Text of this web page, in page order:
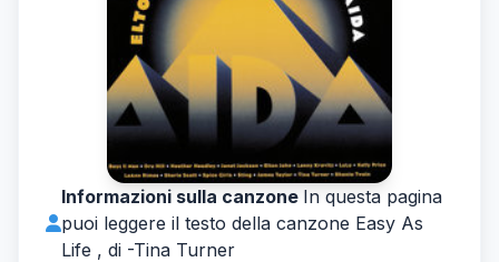
Informazioni sulla canzone In questa pagina
puoi leggere il testo della canzone Easy As
Life , di -Tina Turner